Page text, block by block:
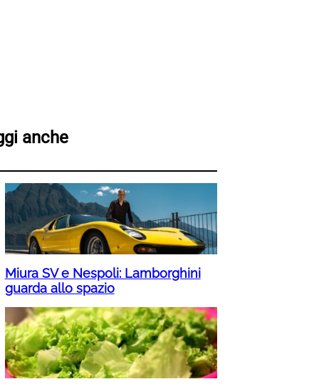
anche
Miura SV e Nespoli: Lamborghini
guarda allo spazio